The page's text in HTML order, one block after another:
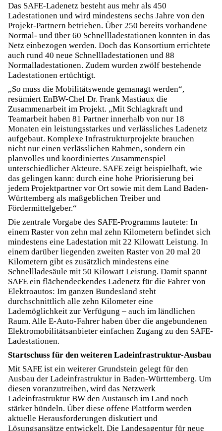
Das SAFE-Ladenetz besteht aus mehr als 450
Ladestationen und wird mindestens sechs Jahre von den
Projekt-Partnern betrieben. Über 250 bereits vorhandene
Normal- und über 60 Schnellladestationen konnten in das
Netz einbezogen werden. Doch das Konsortium errichtete
auch rund 40 neue Schnellladestationen und 88
Normalladestationen. Zudem wurden zwölf bestehende
Ladestationen ertüchtigt.
„So muss die Mobilitätswende gemanagt werden“,
resümiert EnBW-Chef Dr. Frank Mastiaux die
Zusammenarbeit im Projekt. „Mit Schlagkraft und
Teamarbeit haben 81 Partner innerhalb von nur 18
Monaten ein leistungsstarkes und verlässliches Ladenetz
aufgebaut. Komplexe Infrastrukturprojekte brauchen
nicht nur einen verlässlichen Rahmen, sondern ein
planvolles und koordiniertes Zusammenspiel
unterschiedlicher Akteure. SAFE zeigt beispielhaft, wie
das gelingen kann: durch eine hohe Priorisierung bei
jedem Projektpartner vor Ort sowie mit dem Land Baden-
Württemberg als maßgeblichen Treiber und
Fördermittelgeber.“
Die zentrale Vorgabe des SAFE-Programms lautete: In
einem Raster von zehn mal zehn Kilometern befindet sich
mindestens eine Ladestation mit 22 Kilowatt Leistung. In
einem darüber liegenden zweiten Raster von 20 mal 20
Kilometern gibt es zusätzlich mindestens eine
Schnellladesäule mit 50 Kilowatt Leistung. Damit spannt
SAFE ein flächendeckendes Ladenetz für die Fahrer von
Elektroautos: Im ganzen Bundesland steht
durchschnittlich alle zehn Kilometer eine
Lademöglichkeit zur Verfügung – auch im ländlichen
Raum. Alle E-Auto-Fahrer haben über die angebundenen
Elektromobilitätsanbieter einfachen Zugang zu den SAFE-
Ladestationen.
Startschuss für den weiteren Ladeinfrastruktur-Ausbau
Mit SAFE ist ein weiterer Grundstein gelegt für den
Ausbau der Ladeinfrastruktur in Baden-Württemberg. Um
diesen voranzutreiben, wird das Netzwerk
Ladeinfrastruktur BW den Austausch im Land noch
stärker bündeln. Über diese offene Plattform werden
aktuelle Herausforderungen diskutiert und
Lösungsansätze entwickelt. Die Landesagentur für neue